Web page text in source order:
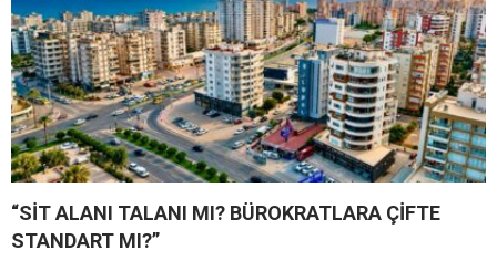
“SİT ALANI TALANI MI? BÜROKRATLARA ÇİFTE
STANDART MI?”